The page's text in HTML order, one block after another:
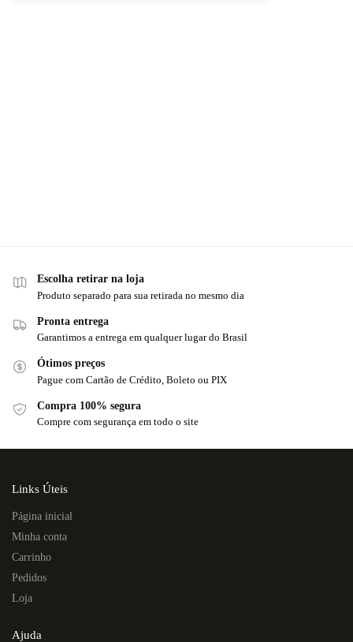
Escolha retirar na loja
Produto separado para sua retirada no mesmo dia
Pronta entrega
Garantimos a entrega em qualquer lugar do Brasil
Ótimos preços
Pague com Cartão de Crédito, Boleto ou PIX
Compra 100% segura
Compre com segurança em todo o site
Links Úteis
Página inicial
Minha conta
Carrinho
Pedidos
Loja
Ajuda